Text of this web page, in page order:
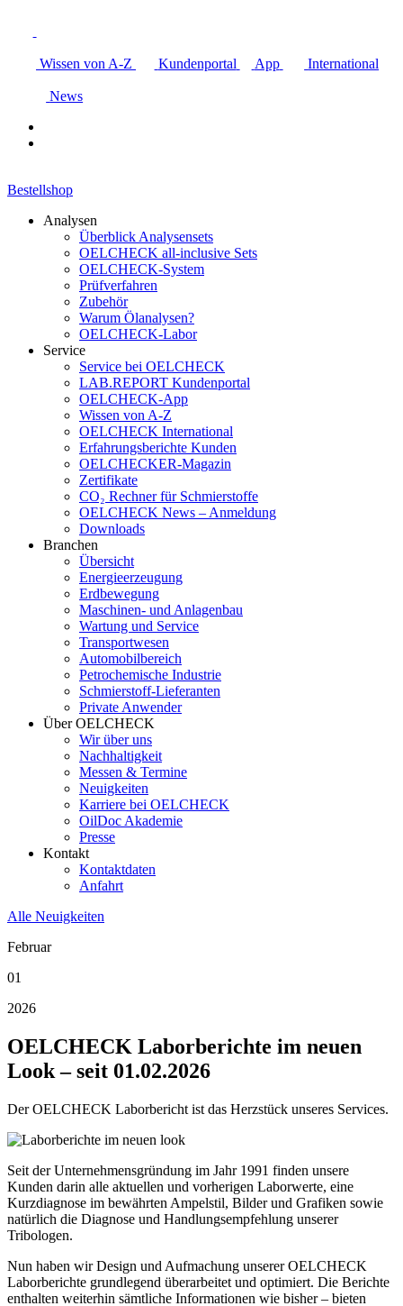
Wissen von A-Z Kundenportal App International
News
Bestellshop
Analysen
Überblick Analysensets
OELCHECK all-inclusive Sets
OELCHECK-System
Prüfverfahren
Zubehör
Warum Ölanalysen?
OELCHECK-Labor
Service
Service bei OELCHECK
LAB.REPORT Kundenportal
OELCHECK-App
Wissen von A-Z
OELCHECK International
Erfahrungsberichte Kunden
OELCHECKER-Magazin
Zertifikate
CO₂ Rechner für Schmierstoffe
OELCHECK News – Anmeldung
Downloads
Branchen
Übersicht
Energieerzeugung
Erdbewegung
Maschinen- und Anlagenbau
Wartung und Service
Transportwesen
Automobilbereich
Petrochemische Industrie
Schmierstoff-Lieferanten
Private Anwender
Über OELCHECK
Wir über uns
Nachhaltigkeit
Messen & Termine
Neuigkeiten
Karriere bei OELCHECK
OilDoc Akademie
Presse
Kontakt
Kontaktdaten
Anfahrt
Alle Neuigkeiten
Februar
01
2026
OELCHECK Laborberichte im neuen
Look – seit 01.02.2026
Der OELCHECK Laborbericht ist das Herzstück unseres Services.
Seit der Unternehmensgründung im Jahr 1991 finden unsere
Kunden darin alle aktuellen und vorherigen Laborwerte, eine
Kurzdiagnose im bewährten Ampelstil, Bilder und Grafiken sowie
natürlich die Diagnose und Handlungsempfehlung unserer
Tribologen.
Nun haben wir Design und Aufmachung unserer OELCHECK
Laborberichte grundlegend über­arbeitet und optimiert. Die Berichte
enthalten weiterhin sämtliche Informationen wie bisher – bieten